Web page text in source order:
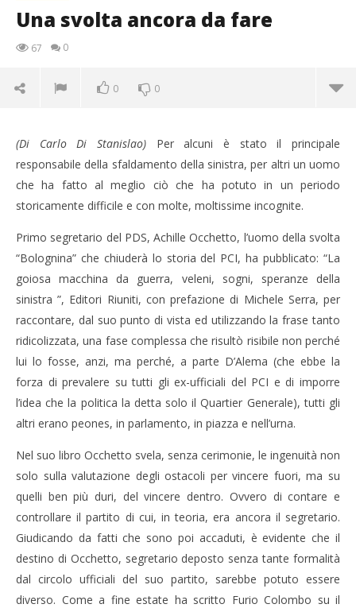
Una svolta ancora da fare
67 0
0 0
NOW VIEWING
Una svolta ancora da fare
30/01/2014
Redazione
(Di Carlo Di Stanislao) Per alcuni è stato il principale
responsabile della sfaldamento della sinistra, per altri un uomo
che ha fatto al meglio ciò che ha potuto in un periodo
storicamente difficile e con molte, moltissime incognite.
Primo segretario del PDS, Achille Occhetto, l’uomo della svolta
“Bolognina” che chiuderà lo storia del PCI, ha pubblicato: “La
goiosa macchina da guerra, veleni, sogni, speranze della
sinistra ”, Editori Riuniti, con prefazione di Michele Serra, per
raccontare, dal suo punto di vista ed utilizzando la frase tanto
ridicolizzata, una fase complessa che risultò risibile non perché
lui lo fosse, anzi, ma perché, a parte D’Alema (che ebbe la
forza di prevalere su tutti gli ex-ufficiali del PCI e di imporre
l’idea che la politica la detta solo il Quartier Generale), tutti gli
altri erano peones, in parlamento, in piazza e nell’urna.
Nel suo libro Occhetto svela, senza cerimonie, le ingenuità non
solo sulla valutazione degli ostacoli per vincere fuori, ma su
quelli ben più duri, del vincere dentro. Ovvero di contare e
controllare il partito di cui, in teoria, era ancora il segretario.
Giudicando da fatti che sono poi accaduti, è evidente che il
destino di Occhetto, segretario deposto senza tante formalità
dal circolo ufficiali del suo partito, sarebbe potuto essere
diverso. Come a fine estate ha scritto Furio Colombo su il